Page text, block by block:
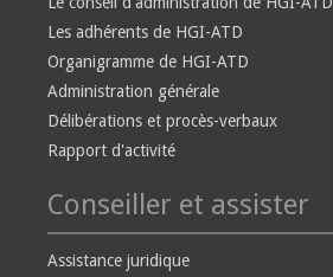
Les adhérents de HGI-ATD
Organigramme de HGI-ATD
Administration générale
Délibérations et procès-verbaux
Rapport d'activité
Conseiller et assister
Assistance juridique